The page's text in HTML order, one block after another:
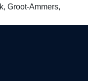
Groot-Ammers,